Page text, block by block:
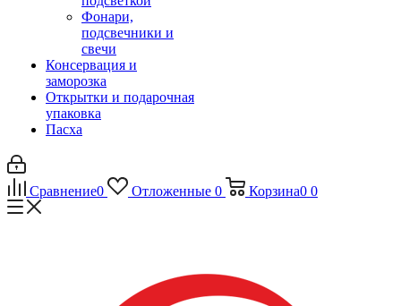
Фонари,
подсвечники и
свечи
Консервация и
заморозка
Открытки и подарочная
упаковка
Пасха
Сравнение0 Отложенные 0 Корзина0 0